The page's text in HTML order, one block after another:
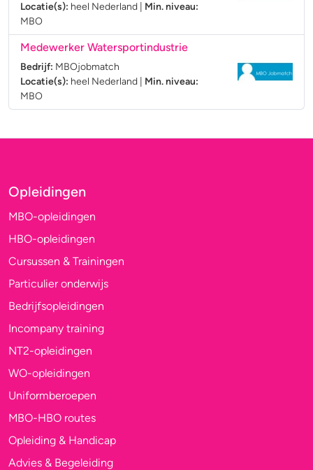
Locatie(s): heel Nederland
Min. niveau:
MBO
Medewerker Watersportindustrie
Bedrijf: MBOjobmatch
Locatie(s): heel Nederland
Min. niveau:
MBO
Opleidingen
MBO-opleidingen
HBO-opleidingen
Cursussen & Trainingen
Particulier onderwijs
Bedrijfsopleidingen
Incompany training
NT2-opleidingen
WO-opleidingen
Uniformberoepen
MBO-HBO routes
Opleiding & Handicap
Advies & Begeleiding